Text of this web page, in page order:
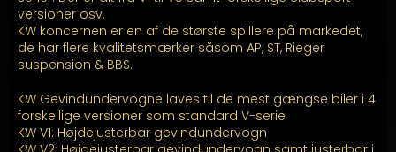
versioner osv.
KW koncernen er en af de største spillere på markedet,
de har flere kvalitetsmærker såsom AP, ST, Rieger
suspension & BBS.
KW Gevindundervogne laves til de mest gængse biler i 4
forskellige versioner som standard V-serie
KW V1: Højdejusterbar gevindundervogn